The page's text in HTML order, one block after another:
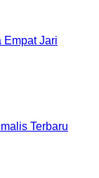
Empat Jari
Terbaru